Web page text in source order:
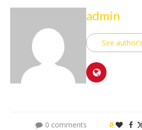
admin
See
0 comments 0